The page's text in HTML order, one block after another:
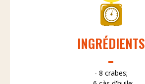
INGRÉDIENTS
- 8 crabes;